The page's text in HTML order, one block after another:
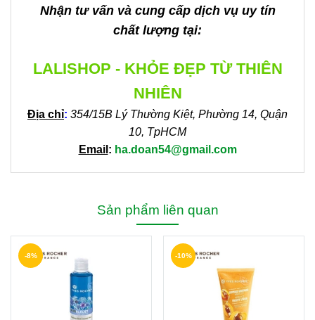
Nhận tư vấn và cung cấp dịch vụ uy tín
chất lượng tại:
LALISHOP - KHỎE ĐẸP TỪ THIÊN
NHIÊN
Địa chỉ: 354/15B Lý Thường Kiệt, Phường 14, Quận
10, TpHCM
Email : ha.doan54@gmail.com
Sản phẩm liên quan
-8% -10%